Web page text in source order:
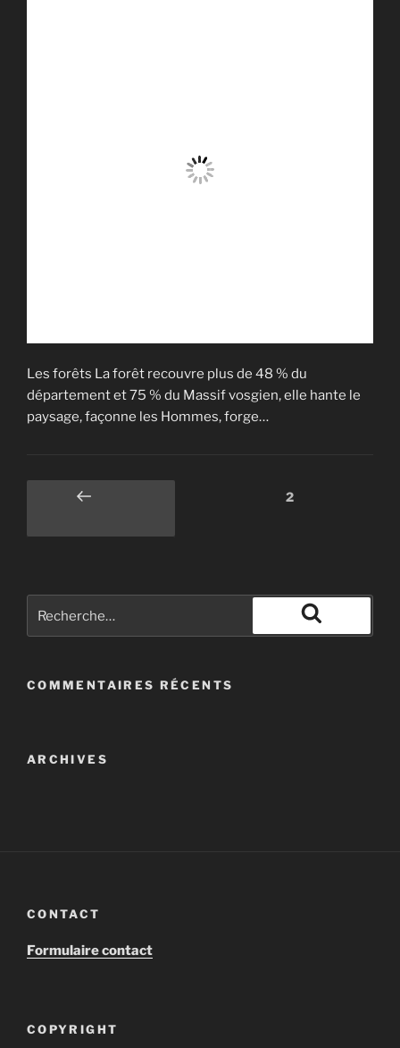
Les forêts La forêt recouvre plus de 48 % du
département et 75 % du Massif vosgien, elle hante le
paysage, façonne les Hommes, forge…
2
COMMENTAIRES RÉCENTS
ARCHIVES
CONTACT
Formulaire contact
COPYRIGHT